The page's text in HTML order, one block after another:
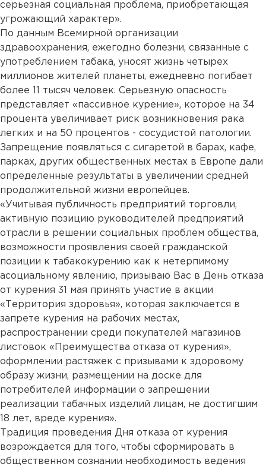
серьезная социальная проблема, приобретающая
угрожающий характер».
По данным Всемирной организации
здравоохранения, ежегодно болезни, связанные с
употреблением табака, уносят жизнь четырех
миллионов жителей планеты, ежедневно погибает
более 11 тысяч человек. Серьезную опасность
представляет «пассивное курение», которое на 34
процента увеличивает риск возникновения рака
легких и на 50 процентов - сосудистой патологии.
Запрещение появляться с сигаретой в барах, кафе,
парках, других общественных местах в Европе дали
определенные результаты в увеличении средней
продолжительной жизни европейцев.
«Учитывая публичность предприятий торговли,
активную позицию руководителей предприятий
отрасли в решении социальных проблем общества,
возможности проявления своей гражданской
позиции к табакокурению как к нетерпимому
асоциальному явлению, призываю Вас в День отказа
от курения 31 мая принять участие в акции
«Территория здоровья», которая заключается в
запрете курения на рабочих местах,
распространении среди покупателей магазинов
листовок «Преимущества отказа от курения»,
оформлении растяжек с призывами к здоровому
образу жизни, размещении на доске для
потребителей информации о запрещении
реализации табачных изделий лицам, не достигшим
18 лет, вреде курения».
Традиция проведения Дня отказа от курения
возрождается для того, чтобы сформировать в
общественном сознании необходимость ведения